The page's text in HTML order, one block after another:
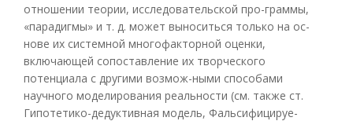
отношении теории, исследовательской про-граммы,
«парадигмы» и т. д. может выноситься только на ос-
нове их системной многофакторной оценки,
включающей сопоставление их творческого
потенциала с другими возмож-ными способами
научного моделирования реальности (см. также ст.
Гипотетико-дедуктивная модель, Фальсифицируе-